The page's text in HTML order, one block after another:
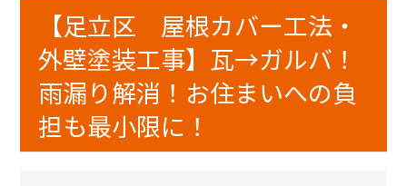
【足立区 屋根カバー工法・
外壁塗装工事】瓦→ガルバ！
雨漏り解消！お住まいへの負
担も最小限に！